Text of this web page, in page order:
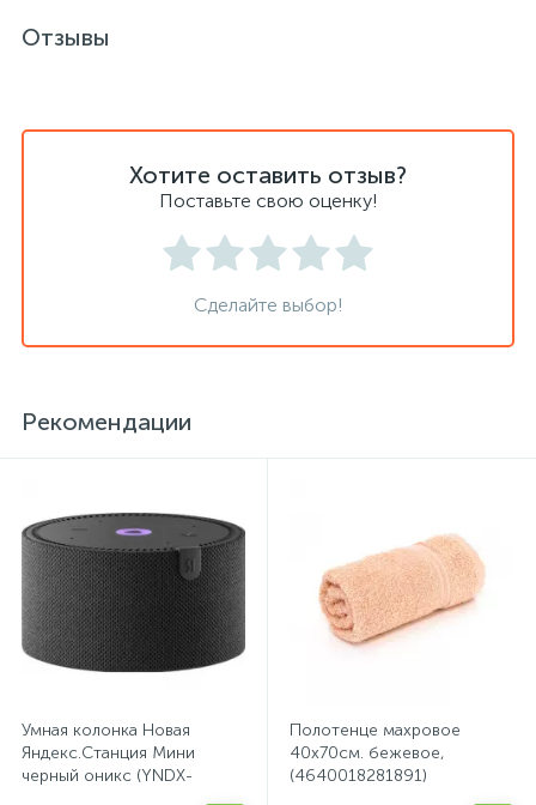
Отзывы
Хотите оставить отзыв?
Поставьте свою оценку!
Сделайте выбор!
Рекомендации
Умная колонка Новая
Яндекс.Станция Мини
черный оникс (YNDX-
Полотенце махровое
40х70см. бежевое,
(4640018281891)
Сейфы засыпные
Сейфы мебельные
Системы хранения
Стеллажи
Столы обеденные